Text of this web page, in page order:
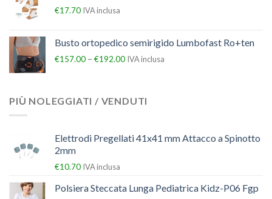
€17.70 IVA inclusa
Busto ortopedico semirigido Lumbofast Ro+ten
€157.00 – €192.00 IVA inclusa
PIÙ NOLEGGIATI / VENDUTI
Elettrodi Pregellati 41x41 mm Attacco a Spinotto
2mm
€10.70 IVA inclusa
Polsiera Steccata Lunga Pediatrica Kidz-P06 Fgp